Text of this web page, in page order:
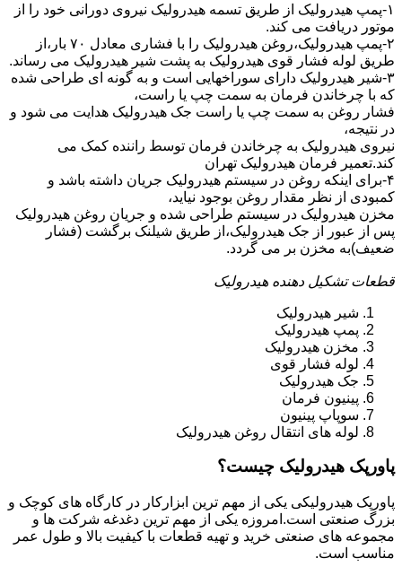
۱-پمپ هیدرولیک از طریق تسمه هیدرولیک نیروی دورانی خود را از
موتور دریافت می کند.
۲-پمپ هیدرولیک،روغن هیدرولیک را با فشاری معادل ۷۰ بار،از
طریق لوله فشار قوی هیدرولیک به پشت شیر هیدرولیک می رساند.
۳-شیر هیدرولیک دارای سوراخهایی است و به گونه ای طراحی شده
که با چرخاندن فرمان به سمت چپ یا راست،
فشار روغن به سمت چپ یا راست جک هیدرولیک هدایت می شود و
در نتیجه،
نیروی هیدرولیک به چرخاندن فرمان توسط راننده کمک می
کند.تعمیر فرمان هیدرولیک تهران
۴-برای اینکه روغن در سیستم هیدرولیک جریان داشته باشد و
کمبودی از نظر مقدار روغن بوجود نیاید،
مخزن هیدرولیک در سیستم طراحی شده و جریان روغن هیدرولیک
پس از عبور از جک هیدرولیک،از طریق شیلنک برگشت (فشار
ضعیف)به مخزن بر می گردد.
قطعات تشکیل دهنده هیدرولیک
شیر هیدرولیک
پمپ هیدرولیک
مخزن هیدرولیک
لوله فشار قوی
جک هیدرولیک
پینیون فرمان
سوپاپ پینیون
لوله های انتقال روغن هیدرولیک
پاورپک هیدرولیک چیست؟
پاورپک هیدرولیکی یکی از مهم ترین ابزارکار در کارگاه های کوچک و
بزرگ صنعتی است.امروزه یکی از مهم ترین دغدغه شرکت ها و
مجموعه های صنعتی خرید و تهیه قطعات با کیفیت بالا و طول عمر
مناسب است.